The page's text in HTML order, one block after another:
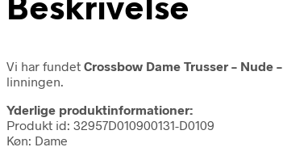
Beskrivelse
Vi har fundet Crossbow Dame Trusser – Nude –
linningen.
Yderlige produktinformationer:
Produkt id: 32957D010900131-D0109
Køn: Dame